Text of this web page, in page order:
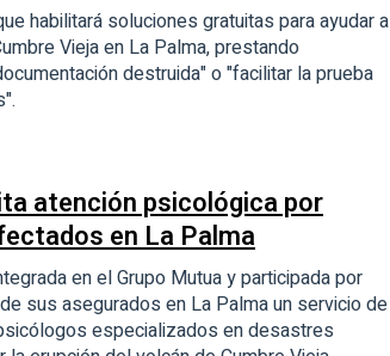
habilitará soluciones gratuitas para ayudar a
Vieja en La Palma, prestando
destruida" o "facilitar la prueba
atención psicológica por
en La Palma
en el Grupo Mutua y participada por
sus asegurados en La Palma un servicio de
especializados en desastres